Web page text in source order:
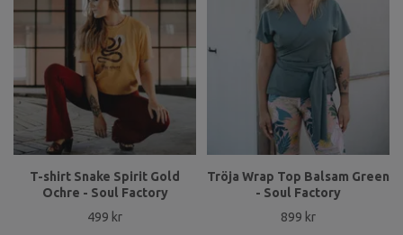
T-shirt Snake Spirit Gold
Ochre - Soul Factory
499 kr
Tröja Wrap Top Balsam Green
- Soul Factory
899 kr